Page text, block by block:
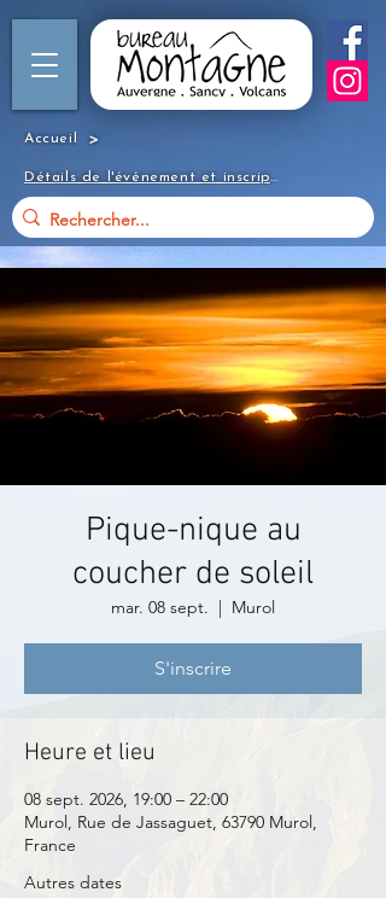
Accueil >
Détails de l'événement et inscription
Pique-nique au
coucher de soleil
mar. 08 sept.
  |
Murol
S'inscrire
Heure et lieu
08 sept. 2026, 19:00 – 22:00
Murol, Rue de Jassaguet, 63790 Murol,
France
Autres dates